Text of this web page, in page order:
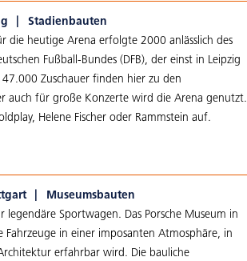
Stadienbauten
die heutige Arena erfolgte 2000 anlässlich des
Fußball-Bundes (DFB), der einst in Leipzig
Zuschauer finden hier zu den
auch für große Konzerte wird die Arena genutzt.
Helene Fischer oder Rammstein auf.
Museumsbauten
legendäre Sportwagen. Das Porsche Museum in
Fahrzeuge in einer imposanten Atmosphäre, in
erfahrbar wird. Die bauliche